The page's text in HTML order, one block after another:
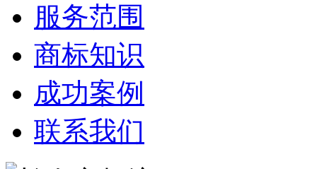
服务范围
商标知识
成功案例
联系我们